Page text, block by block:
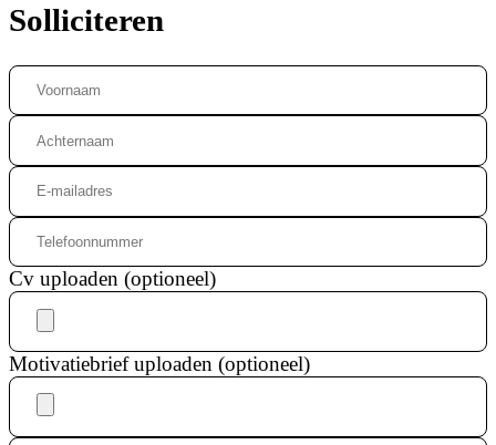
Solliciteren
Cv uploaden (optioneel)
Motivatiebrief uploaden (optioneel)